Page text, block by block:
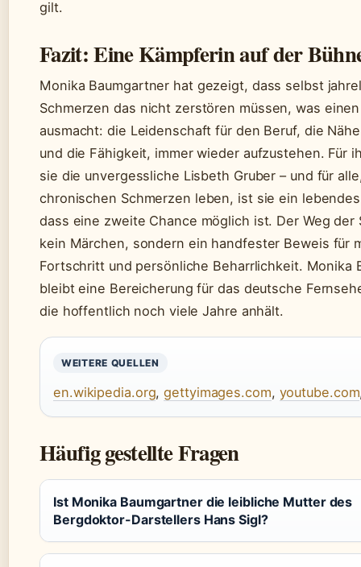
gilt.
Fazit: Eine Kämpferin auf der
Monika Baumgartner hat gezeigt, dass selbst
Schmerzen das nicht zerstören müssen, was
ausmacht: die Leidenschaft für den Beruf, die
und die Fähigkeit, immer wieder aufzustehen. Für
sie die unvergessliche Lisbeth Gruber – und für
chronischen Schmerzen leben, ist sie ein
dass eine zweite Chance möglich ist. Der Weg der
kein Märchen, sondern ein handfester Beweis für
Fortschritt und persönliche Beharrlichkeit. Monika
bleibt eine Bereicherung für das deutsche
die hoffentlich noch viele Jahre anhält.
WEITERE QUELLEN
en.wikipedia.org,gettyimages.com, youtube.com
Häufig gestellte Fragen
Ist Monika Baumgartner die leibliche Mutter des
Bergdoktor-Darstellers Hans Sigl?